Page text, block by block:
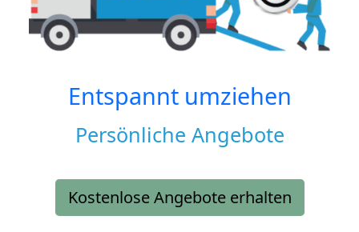
Entspannt umziehen
Persönliche Angebote
Kostenlose Angebote erhalten